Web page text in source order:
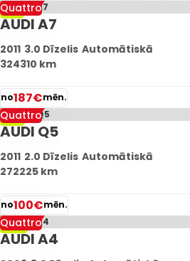
-6%
Quattro
AUDI A7
2011 3.0 Dīzelis Automātiskā
324310 km
no187€mēn.
-11%
Quattro
AUDI Q5
2011 2.0 Dīzelis Automātiskā
272225 km
no100€mēn.
-12%
Quattro
AUDI A4